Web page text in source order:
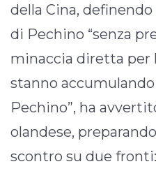
della Cina,
di Pechino “senza
minaccia diretta per
stanno
Pechino”, ha
olandese,
scontro su due